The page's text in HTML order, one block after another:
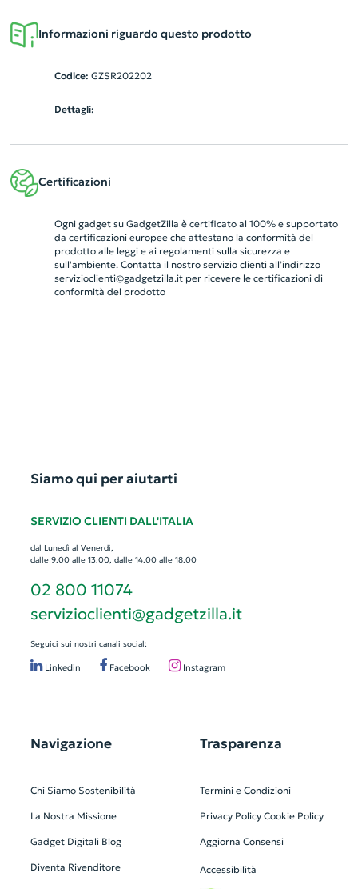
Informazioni riguardo questo prodotto
Codice: GZSR202202
Dettagli:
Certificazioni
Ogni gadget su GadgetZilla è certificato al 100% e supportato
da certificazioni europee che attestano la conformità del
prodotto alle leggi e ai regolamenti sulla sicurezza e
sull'ambiente. Contatta il nostro servizio clienti all’indirizzo
servizioclienti@gadgetzilla.itper ricevere le certificazioni di
conformità del prodotto
Siamo qui per aiutarti
SERVIZIO CLIENTI DALL'ITALIA
dal Lunedì al Venerdì,
dalle 9.00 alle 13.00, dalle 14.00 alle 18.00
02 800 11074
servizioclienti@gadgetzilla.it
Seguici sui nostri canali social:
Linkedin Facebook Instagram
Navigazione
Chi Siamo Sostenibilità
La Nostra Missione
Gadget Digitali Blog
Diventa Rivenditore
Trasparenza
Termini e Condizioni
Privacy Policy Cookie Policy
Aggiorna Consensi
Accessibilità